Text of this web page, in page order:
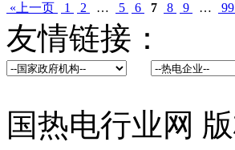
«上一页 1 2 … 5 6 7 8 9 … 99
友情链接：
国热电行业网